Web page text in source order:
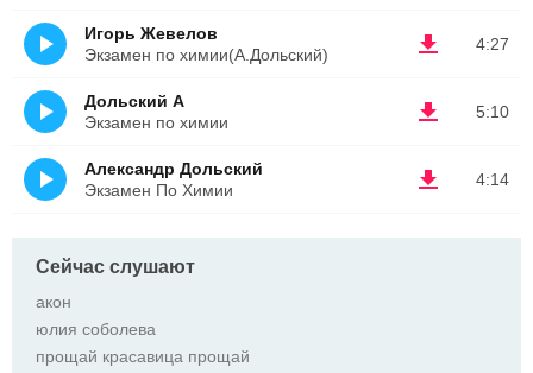
4:27
Игорь Жевелов
Экзамен по химии(А.Дольский)
5:10
Дольский А
Экзамен по химии
4:14
Александр Дольский
Экзамен По Химии
Сейчас слушают
акон
юлия соболева
прощай красавица прощай